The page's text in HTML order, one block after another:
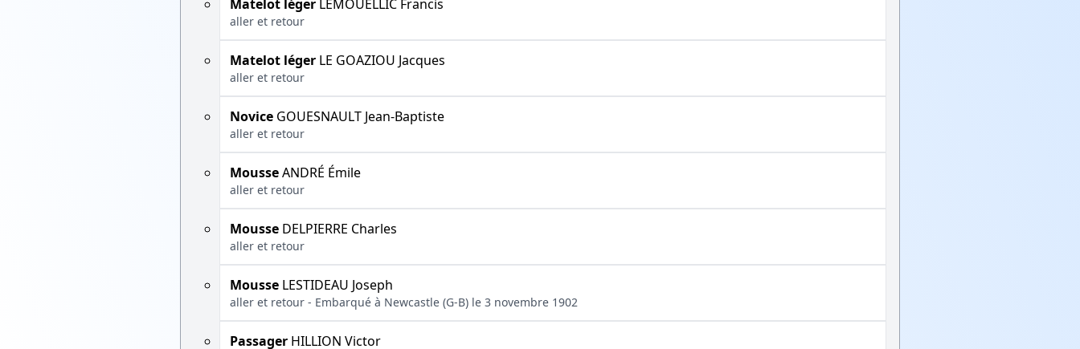
Matelot léger LEMOUËLLIC Francis
aller et retour
Matelot léger LE GOAZIOU Jacques
aller et retour
Novice GOUESNAULT Jean-Baptiste
aller et retour
MousseANDRÉ Émile
aller et retour
Mousse DELPIERRE Charles
aller et retour
Mousse LESTIDEAU Joseph
aller et retour - Embarqué à Newcastle (G-B) le 3 novembre 1902
Passager HILLION Victor